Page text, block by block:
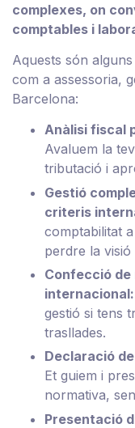
complexes, on
comptables i
Aquests són
com a assessoria,
Barcelona:
Anàlisi fiscal
Avaluem la
tributació i
Gestió
criteris
comptabilitat
perdre la visió
Confecció de
internacional:
gestió si tens
trasllades.
Declaració
Et guiem i
normativa,
Presentació